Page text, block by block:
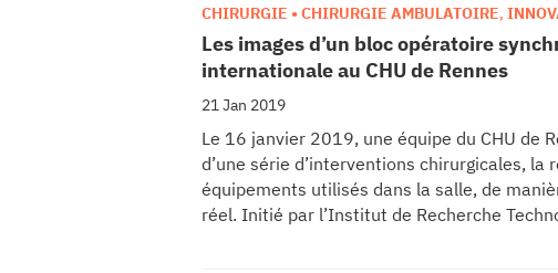
Les images d’un bloc opératoire
internationale au CHU de Rennes
21 Jan 2019
CHIRURGIE • CHIRURGIE AMBULATOIRE,
Le 16 janvier 2019, une équipe du CHU de
d’une série d’interventions chirurgicales, la
équipements utilisés dans la salle, de
réel. Initié par l’Institut de Recherche